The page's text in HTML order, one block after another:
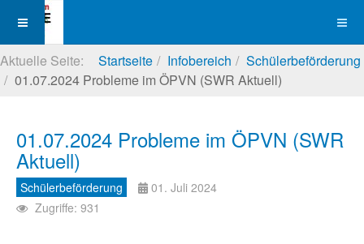
Aktuelle Seite: Startseite Infobereich
Schülerbeförderung
01.07.2024 Probleme im ÖPVN (SWR Aktuell)
01.07.2024 Probleme im ÖPVN (SWR
Aktuell)
Schülerbeförderung
01. Juli 2024
Zugriffe: 931